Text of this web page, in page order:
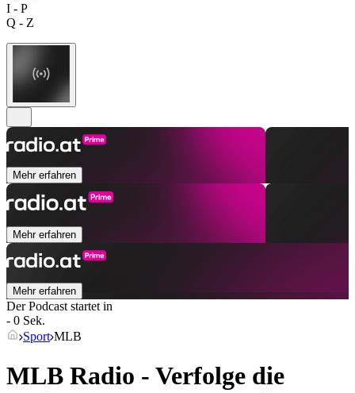
I - P
Q - Z
Mehr erfahren
Mehr erfahren
Mehr erfahren
Der Podcast startet in
- 0 Sek.
Sport MLB
MLB Radio - Verfolge die